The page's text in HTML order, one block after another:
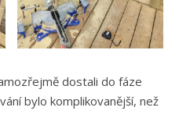
dostali do fáze
bylo komplikovanější, než